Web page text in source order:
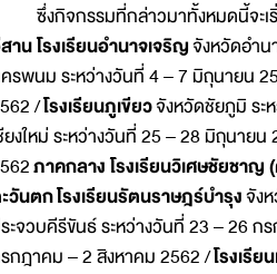
ซึ่งกิจกรรมที่กล่าวมาทั้งหมดนี้จะเริ่ม
าน โรงเรียนอำนาจเจริญจังหวัดอำ
รพนม ระหว่างวันที่ 4 – 7 มิถุนายน
/โรงเรียนภูเขียวจังหวัดชัยภูมิ ระ
ยงใหม่ ระหว่างวันที่ 25 – 28 มิถุนายน
ภาคกลาง โรงเรียนวิเศษชัยชา
วันตกโรงเรียนรัตนราษฎร์บำรุงจัง
ะจวบคีรีขันธ์ ระหว่างวันที่ 23 – 26 ก
กฎาคม – 2 สิงหาคม 2562 /โรงเรีย